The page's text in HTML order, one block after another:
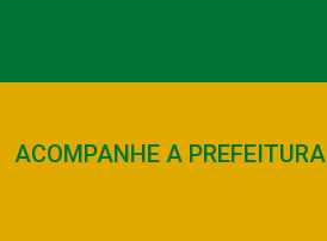
ACOMPANHE A PREFEITURA